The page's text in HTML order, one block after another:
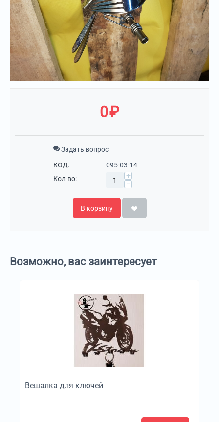
0₽
Задать вопрос
КОД:
095-03-14
Кол-во:
+
−
В корзину
Возможно, вас заинтересует
Вешалка для ключей